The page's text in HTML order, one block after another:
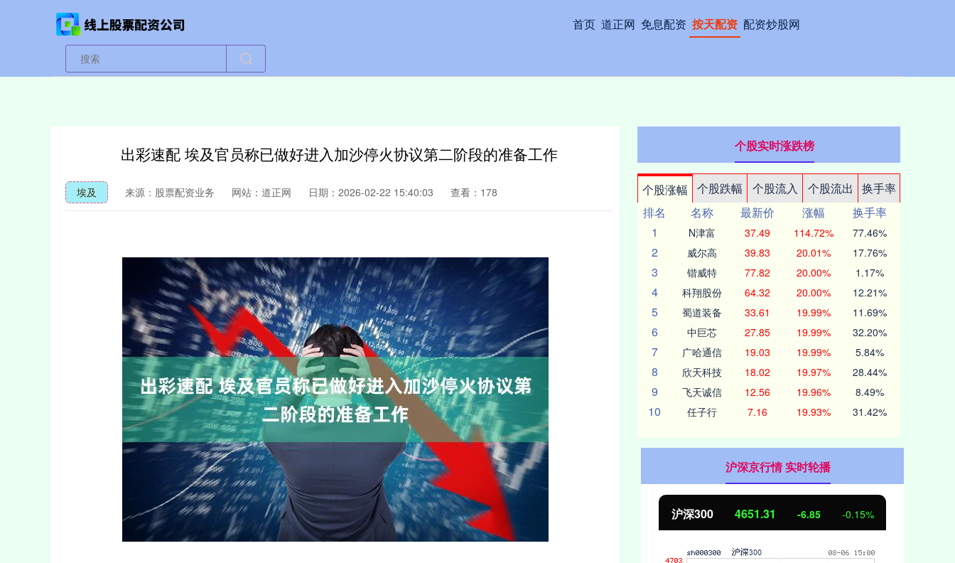
首页 道正网 免息配资 按天配资 配资炒股网
出彩速配 埃及官员称已做好进入加沙停火协议第二阶段的准备工作
埃及 来源：股票配资业务 网站：道正网 日期：2026-02-22 15:40:03 查看：178
个股实时涨跌榜
个股涨幅 个股跌幅 个股流入 个股流出
换手率
排名
名称 最新价 涨幅
换手率
1
N津富 37.49 114.72% 77.46%
2 威尔高 39.83 20.01% 17.76%
3 锴威特 77.82 20.00% 1.17%
4 科翔股份 64.32 20.00% 12.21%
5 蜀道装备 33.61 19.99% 11.69%
6 中巨芯 27.85 19.99% 32.20%
7 广哈通信 19.03 19.99% 5.84%
8 欣天科技 18.02 19.97% 28.44%
9 飞天诚信 12.56 19.96% 8.49%
10 任子行 7.16 19.93% 31.42%
沪深京行情 实时轮播
上证指数 3900.35 21.92 0.57% 深证成指 14110.12 沪深300 4651.31 -6.85 -0.15%